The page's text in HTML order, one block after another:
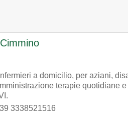
a domicilio, per aziani,
terapie quotidiane
3338521516